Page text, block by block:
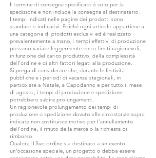
Il termine di consegna specificato è solo per la
spedizione e non include la consegna al destinatario.
I tempi indicati nelle pagine dei prodotti sono
standard e indicativi. Poiché ogni articolo appartiene a
una categoria di prodotti esclusivi ed è realizzato
prevalentemente a mano, i tempi effettivi di produzione
possono variare leggermente entro limiti ragionevoli,
in funzione del carico produttivo, della complessità
dell’ordine e di altri fattori legati alla produzione.
Si prega di considerare che, durante le festività
pubbliche e i periodi di vacanza stagionali, in
particolare a Natale, a Capodanno e per tutto il mese
di agosto, i tempi di produzione e spedizione
potrebbero subire prolungamenti.
Un ragionevole prolungamento dei tempi di
produzione o spedizione dovuto alle circostanze sopra
indicate non costituisce motivo per l’annullamento
dell’ordine, il rifiuto della merce o la richiesta di
rimborso.
Qualora il Suo ordine sia destinato a un evento,
un'occasione speciale, un progetto o debba essere